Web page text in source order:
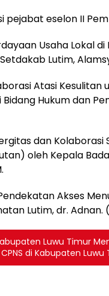
pejabat eselon II
Usaha Lokal
Lutim,
Atasi
Hukum dan
dan
oleh Kepala
Akses
Lutim, dr.
Luwu Timur
di Kabupaten Luwu